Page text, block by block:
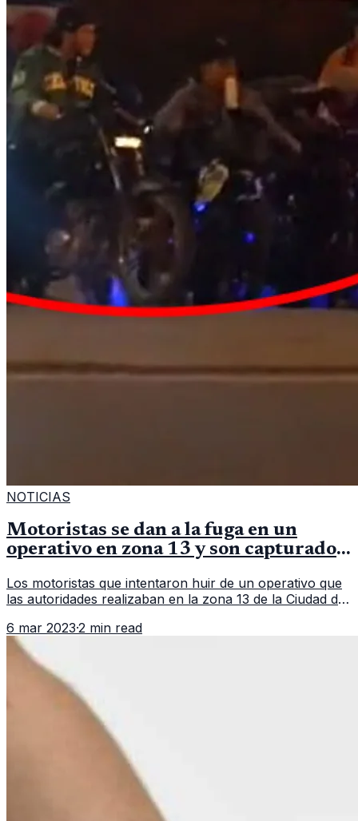
NOTICIAS
Motoristas se dan a la fuga en un
operativo en zona 13 y son capturados
Los motoristas que intentaron huir de un operativo que
las autoridades realizaban en la zona 13 de la Ciudad de
película, un grupo d
6 mar 2023·2 min read